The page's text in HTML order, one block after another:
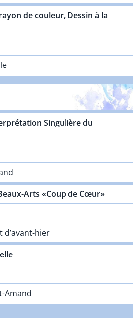
de couleur, Dessin à la
Singulière du
Arts «Coup de Cœur»
d’avant-hier
Amand